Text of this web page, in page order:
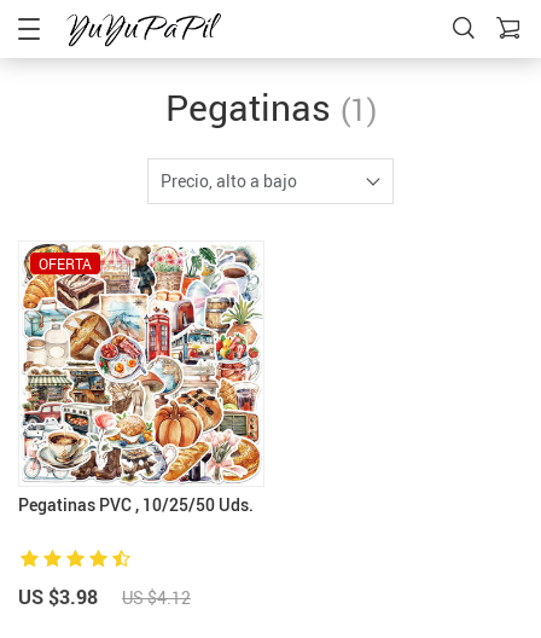
Pegatinas (1)
Precio, alto a bajo
Pegatinas PVC , 10/25/50 Uds.
OFERTA
US $3.98 US $4.12